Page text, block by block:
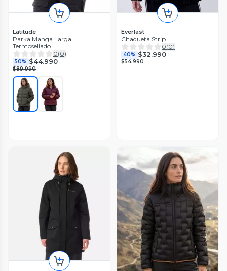
Latitude
Parka Manga Larga
Termosellado
0(0)
50% $44.990
$89.990
Everlast
Chaqueta Strip
0(0)
40% $32.990
$54.990